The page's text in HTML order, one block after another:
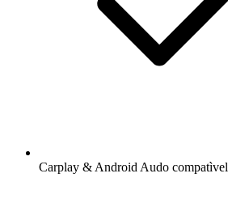
Carplay & Android Audo compatìvel